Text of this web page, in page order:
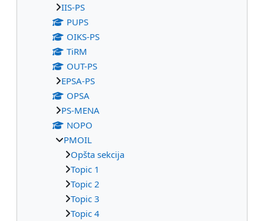
IIS-PS
PUPS
OIKS-PS
TiRM
OUT-PS
EPSA-PS
OPSA
PS-MENA
NOPO
PMOIL
Opšta sekcija
Topic 1
Topic 2
Topic 3
Topic 4